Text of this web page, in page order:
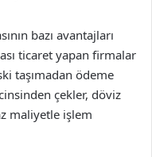
bazı avantajları
ticaret yapan firmalar
taşımadan ödeme
çekler, döviz
maliyetle işlem